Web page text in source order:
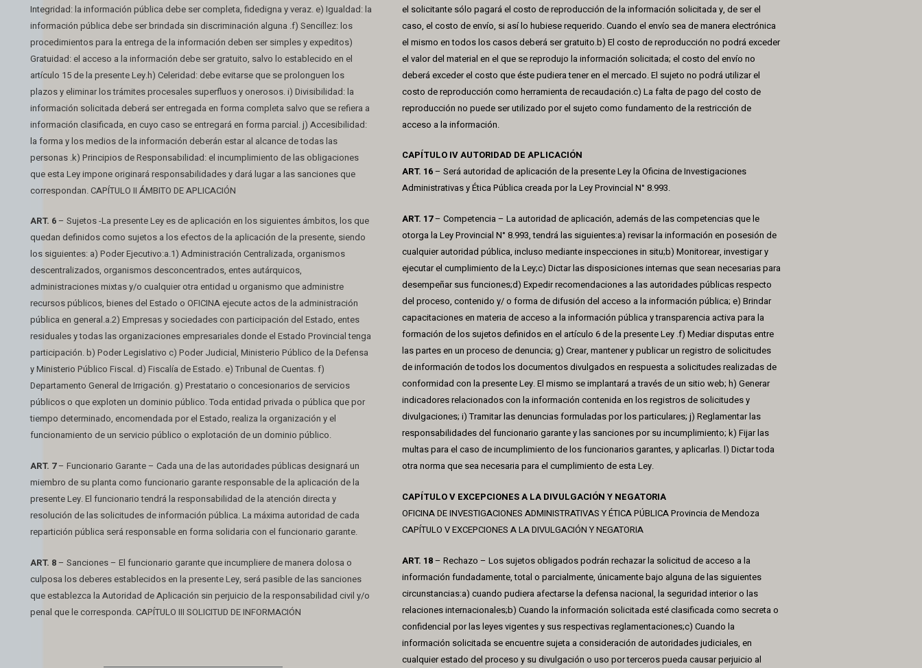
Integridad: la información pública debe ser completa, fidedigna y veraz. e) Igualdad: la
información pública debe ser brindada sin discriminación alguna .f) Sencillez: los
procedimientos para la entrega de la información deben ser simples y expeditos)
Gratuidad: el acceso a la información debe ser gratuito, salvo lo establecido en el
artículo 15 de la presente Ley.h) Celeridad: debe evitarse que se prolonguen los
plazos y eliminar los trámites procesales superfluos y onerosos. i) Divisibilidad: la
información solicitada deberá ser entregada en forma completa salvo que se refiera a
información clasificada, en cuyo caso se entregará en forma parcial. j) Accesibilidad:
la forma y los medios de la información deberán estar al alcance de todas las
personas .k) Principios de Responsabilidad: el incumplimiento de las obligaciones
que esta Ley impone originará responsabilidades y dará lugar a las sanciones que
correspondan. CAPÍTULO II ÁMBITO DE APLICACIÓN
ART. 6– Sujetos -La presente Ley es de aplicación en los siguientes ámbitos, los que
quedan definidos como sujetos a los efectos de la aplicación de la presente, siendo
los siguientes: a) Poder Ejecutivo:a.1) Administración Centralizada, organismos
descentralizados, organismos desconcentrados, entes autárquicos,
administraciones mixtas y/o cualquier otra entidad u organismo que administre
recursos públicos, bienes del Estado o OFICINA ejecute actos de la administración
pública en general.a.2) Empresas y sociedades con participación del Estado, entes
residuales y todas las organizaciones empresariales donde el Estado Provincial tenga
participación. b) Poder Legislativo c) Poder Judicial, Ministerio Público de la Defensa
y Ministerio Público Fiscal. d) Fiscalía de Estado. e) Tribunal de Cuentas. f)
Departamento General de Irrigación. g) Prestatario o concesionarios de servicios
públicos o que exploten un dominio público. Toda entidad privada o pública que por
tiempo determinado, encomendada por el Estado, realiza la organización y el
funcionamiento de un servicio público o explotación de un dominio público.
ART. 7– Funcionario Garante – Cada una de las autoridades públicas designará un
miembro de su planta como funcionario garante responsable de la aplicación de la
presente Ley. El funcionario tendrá la responsabilidad de la atención directa y
resolución de las solicitudes de información pública. La máxima autoridad de cada
repartición pública será responsable en forma solidaria con el funcionario garante.
ART. 8– Sanciones – El funcionario garante que incumpliere de manera dolosa o
culposa los deberes establecidos en la presente Ley, será pasible de las sanciones
que establezca la Autoridad de Aplicación sin perjuicio de la responsabilidad civil y/o
penal que le corresponda. CAPÍTULO III SOLICITUD DE INFORMACIÓN
el solicitante sólo pagará el costo de reproducción de la información solicitada y, de ser el
caso, el costo de envío, si así lo hubiese requerido. Cuando el envío sea de manera electrónica
el mismo en todos los casos deberá ser gratuito.b) El costo de reproducción no podrá exceder
el valor del material en el que se reprodujo la información solicitada; el costo del envío no
deberá exceder el costo que éste pudiera tener en el mercado. El sujeto no podrá utilizar el
costo de reproducción como herramienta de recaudación.c) La falta de pago del costo de
reproducción no puede ser utilizado por el sujeto como fundamento de la restricción de
acceso a la información.
CAPÍTULO IV AUTORIDAD DE APLICACIÓN
ART. 16– Será autoridad de aplicación de la presente Ley la Oficina de Investigaciones
Administrativas y Ética Pública creada por la Ley Provincial N° 8.993.
ART. 17– Competencia – La autoridad de aplicación, además de las competencias que le
otorga la Ley Provincial N° 8.993, tendrá las siguientes:a) revisar la información en posesión de
cualquier autoridad pública, incluso mediante inspecciones in situ;b) Monitorear, investigar y
ejecutar el cumplimiento de la Ley;c) Dictar las disposiciones internas que sean necesarias para
desempeñar sus funciones;d) Expedir recomendaciones a las autoridades públicas respecto
del proceso, contenido y/ o forma de difusión del acceso a la información pública; e) Brindar
capacitaciones en materia de acceso a la información pública y transparencia activa para la
formación de los sujetos definidos en el artículo 6 de la presente Ley .f) Mediar disputas entre
las partes en un proceso de denuncia; g) Crear, mantener y publicar un registro de solicitudes
de información de todos los documentos divulgados en respuesta a solicitudes realizadas de
conformidad con la presente Ley. El mismo se implantará a través de un sitio web; h) Generar
indicadores relacionados con la información contenida en los registros de solicitudes y
divulgaciones; i) Tramitar las denuncias formuladas por los particulares; j) Reglamentar las
responsabilidades del funcionario garante y las sanciones por su incumplimiento; k) Fijar las
multas para el caso de incumplimiento de los funcionarios garantes, y aplicarlas. l) Dictar toda
otra norma que sea necesaria para el cumplimiento de esta Ley.
CAPÍTULO V EXCEPCIONES A LA DIVULGACIÓN Y NEGATORIA
OFICINA DE INVESTIGACIONES ADMINISTRATIVAS Y ÉTICA PÚBLICA Provincia de Mendoza
CAPÍTULO V EXCEPCIONES A LA DIVULGACIÓN Y NEGATORIA
ART. 18– Rechazo – Los sujetos obligados podrán rechazar la solicitud de acceso a la
información fundadamente, total o parcialmente, únicamente bajo alguna de las siguientes
circunstancias:a) cuando pudiera afectarse la defensa nacional, la seguridad interior o las
relaciones internacionales;b) Cuando la información solicitada esté clasificada como secreta o
confidencial por las leyes vigentes y sus respectivas reglamentaciones;c) Cuando la
información solicitada se encuentre sujeta a consideración de autoridades judiciales, en
cualquier estado del proceso y su divulgación o uso por terceros pueda causar perjuicio al